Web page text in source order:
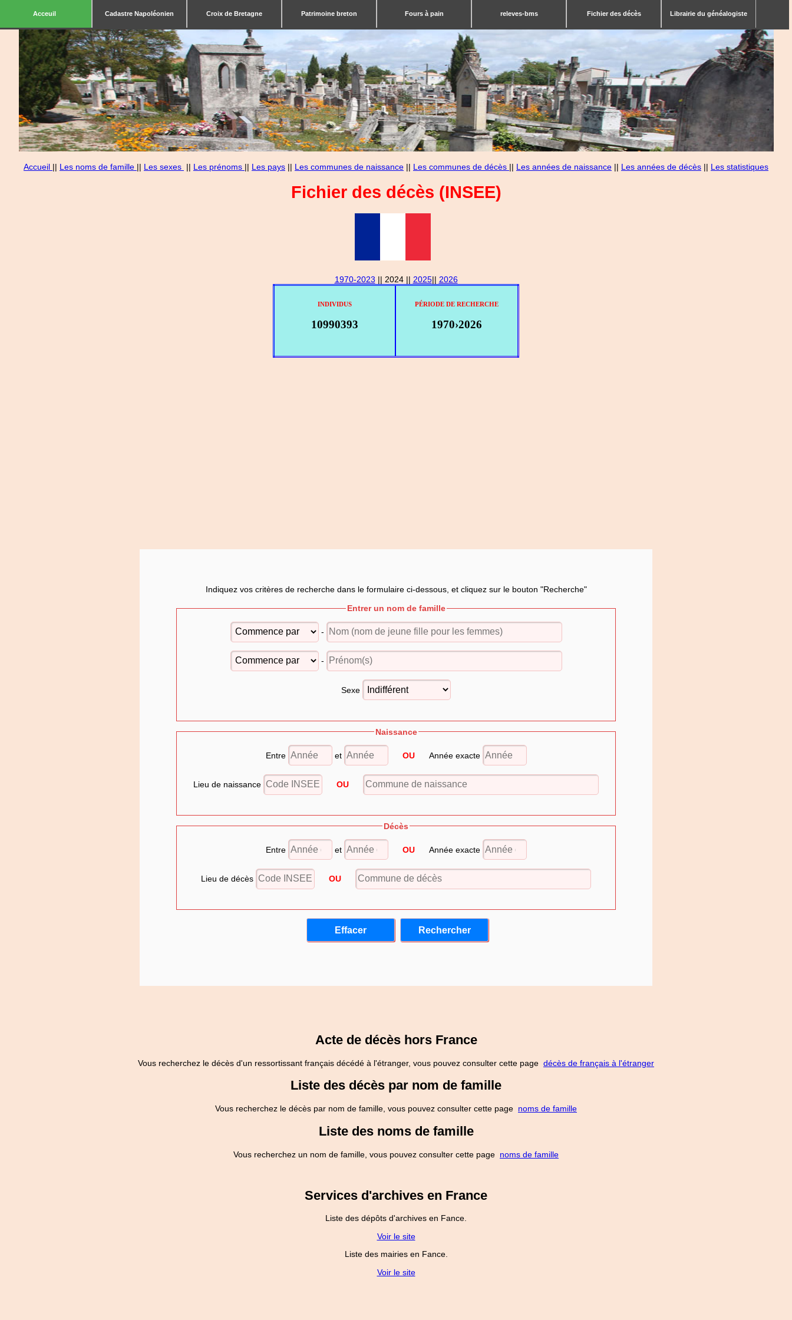
Acceuil Cadastre Napoléonien Croix de Bretagne Patrimoine breton Fours à pain releves-bms Fichier des décès Librairie du généalogiste
Accueil || Les noms de famille || Les sexes || Les prénoms || Les pays || Les communes de naissance || Les communes de décès || Les années de naissance || Les années de décès || Les statistiques
Fichier des décès (INSEE)
1970-2023 || 2024 || 2025|| 2026
INDIVIDUS
10990393
PÉRIODE DE RECHERCHE
1970›2026
Indiquez vos critères de recherche dans le formulaire ci-dessous, et cliquez sur le bouton "Recherche"
Entrer un nom de famille
-
-
Sexe
Naissance
Entre et OU Année exacte
Lieu de naissance OU
Décès
Entre et OU Année exacte
Lieu de décès OU
Acte de décès hors France
Vous recherchez le décès d'un ressortissant français décédé à l'étranger, vous pouvez consulter cette page décès de français à l'étranger
Liste des décès par nom de famille
Vous recherchez le décès par nom de famille, vous pouvez consulter cette page noms de famille
Liste des noms de famille
Vous recherchez un nom de famille, vous pouvez consulter cette page noms de famille
Services d'archives en France
Liste des dépôts d'archives en Fance.
Voir le site
Liste des mairies en Fance.
Voir le site